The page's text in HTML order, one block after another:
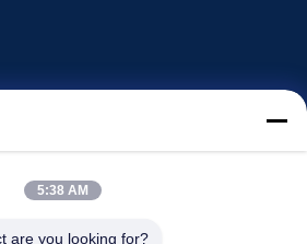
5:38 AM
are you looking for?